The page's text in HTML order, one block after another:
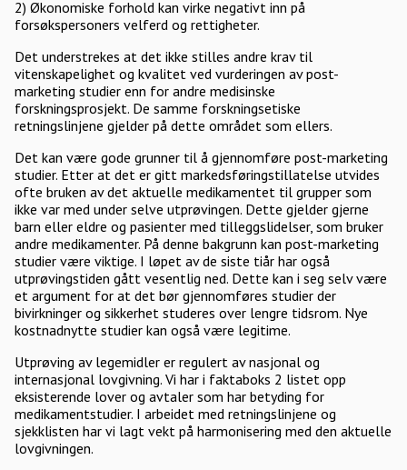
2) Økonomiske forhold kan virke negativt inn på
forsøkspersoners velferd og rettigheter.
Det understrekes at det ikke stilles andre krav til
vitenskapelighet og kvalitet ved vurderingen av post-
marketing studier enn for andre medisinske
forskningsprosjekt. De samme forskningsetiske
retningslinjene gjelder på dette området som ellers.
Det kan være gode grunner til å gjennomføre post-marketing
studier. Etter at det er gitt markedsføringstillatelse utvides
ofte bruken av det aktuelle medikamentet til grupper som
ikke var med under selve utprøvingen. Dette gjelder gjerne
barn eller eldre og pasienter med tilleggslidelser, som bruker
andre medikamenter. På denne bakgrunn kan post-marketing
studier være viktige. I løpet av de siste tiår har også
utprøvingstiden gått vesentlig ned. Dette kan i seg selv være
et argument for at det bør gjennomføres studier der
bivirkninger og sikkerhet studeres over lengre tidsrom. Nye
kostnadnytte studier kan også være legitime.
Utprøving av legemidler er regulert av nasjonal og
internasjonal lovgivning. Vi har i faktaboks 2 listet opp
eksisterende lover og avtaler som har betyding for
medikamentstudier. I arbeidet med retningslinjene og
sjekklisten har vi lagt vekt på harmonisering med den aktuelle
lovgivningen.